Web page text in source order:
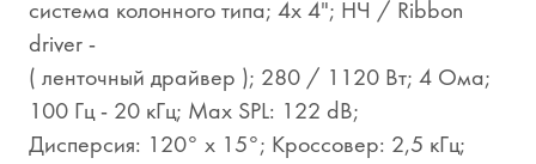
система колонного типа; 4x 4"; НЧ / Ribbon
driver -
( ленточный драйвер ); 280 / 1120 Вт; 4 Ома;
100 Гц - 20 кГц; Мах SPL: 122 dB;
Дисперсия: 120° х 15°; Кроссовер: 2,5 кГц;